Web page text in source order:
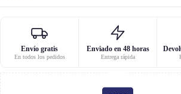
Envío gratis
En todos los pedidos
Enviado en 48 horas
Entrega rápida